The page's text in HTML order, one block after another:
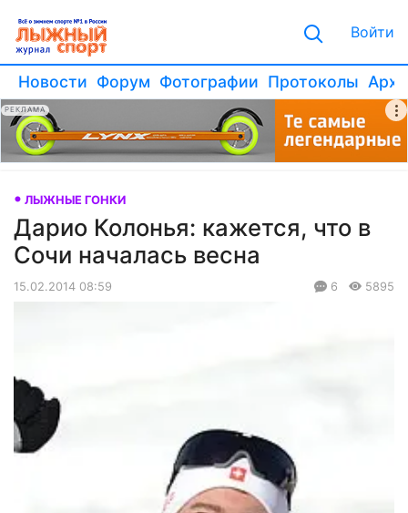
Войти
Новости Форум Фотографии Протоколы
РЕКЛАМА
ЛЫЖНЫЕ ГОНКИ
Дарио Колонья: кажется, что в
Сочи началась весна
15.02.2014 08:59 6 5895